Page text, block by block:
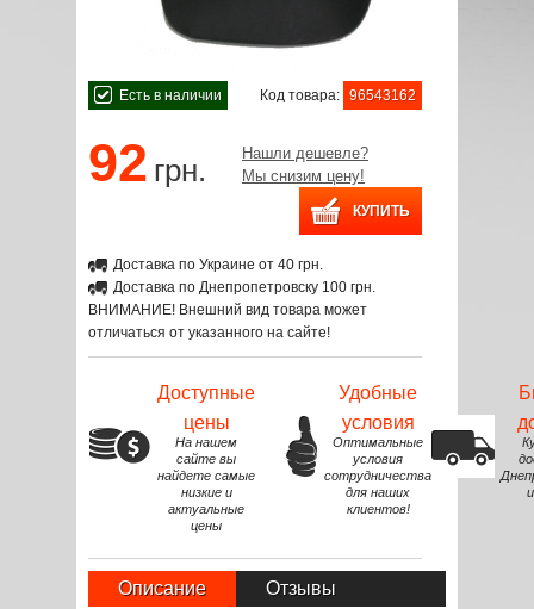
Есть в наличии Код товара: 96543162
92 грн.
Нашли дешевле?
Мы снизим цену!
Доставка по Украине от 40 грн.
Доставка по Днепропетровску 100 грн.
ВНИМАНИЕ! Внешний вид товара может
отличаться от указанного на сайте!
Доступные
цены
На нашем
сайте вы
найдете самые
низкие и
актуальные
цены
Удобные
условия
Оптимальные
условия
сотрудничества
для наших
клиентов!
Описание Отзывы